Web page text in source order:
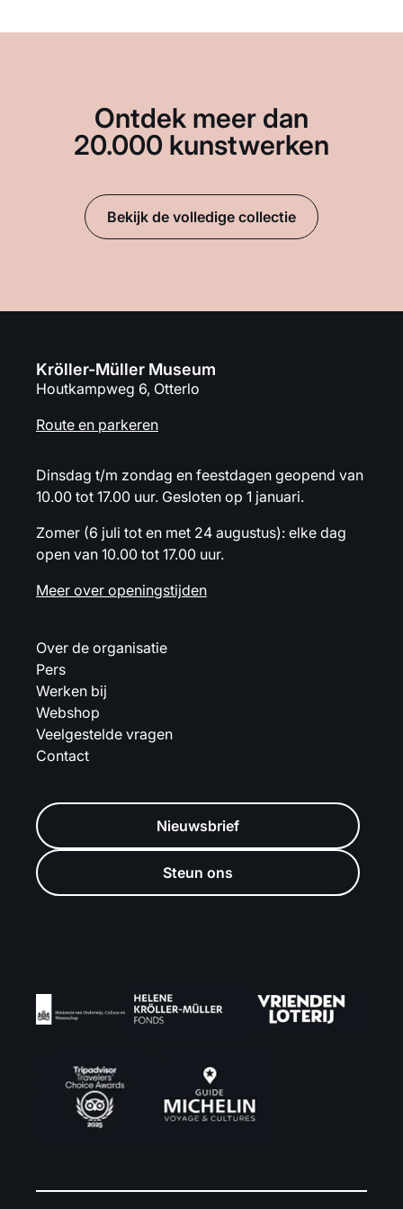
Ontdek meer dan
20.000 kunstwerken
Bekijk de volledige collectie
Kröller-Müller Museum
Houtkampweg 6, Otterlo
Route en parkeren
Dinsdag t/m zondag en feestdagen geopend van
10.00 tot 17.00 uur. Gesloten op 1 januari.
Zomer (6 juli tot en met 24 augustus): elke dag
open van 10.00 tot 17.00 uur.
Meer over openingstijden
Over de organisatie
Pers
Werken bij
Webshop
Veelgestelde vragen
Contact
Nieuwsbrief
Steun ons